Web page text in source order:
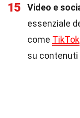
15 Video e
essenziale
come TikTok
su contenuti